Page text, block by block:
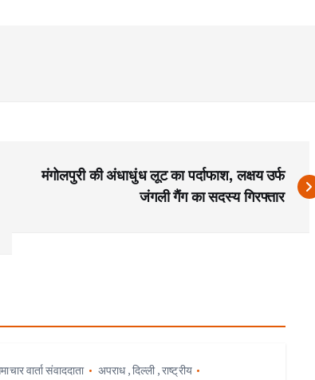
मंगोलपुरी की अंधाधुंध लूट का पर्दाफाश, लक्षय उर्फ
जंगली गैंग का सदस्य गिरफ्तार
वार्ता संवाददाता अपराध,दिल्ली,राष्ट्रीय